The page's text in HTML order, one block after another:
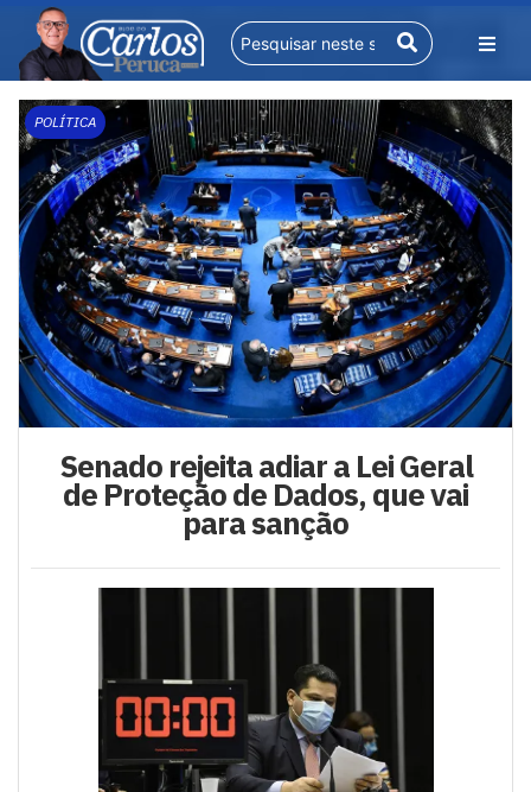
POLÍTICA
Senado rejeita adiar a Lei Geral
de Proteção de Dados, que vai
para sanção